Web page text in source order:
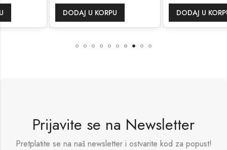
DODAJ U KORPU DODAJ U KORPU
Prijavite se na Newsletter
Pretplatite se na naš newsletter i ostvarite kod za popust!